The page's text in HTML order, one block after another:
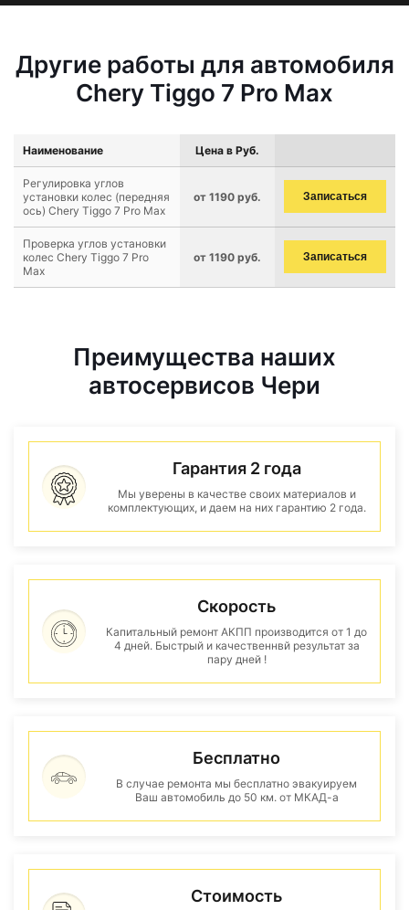
Другие работы для автомобиля
Chery Tiggo 7 Pro Max
Наименование Цена в Руб.
Регулировка углов
установки колес (передняя
ось) Chery Tiggo 7 Pro Max
от 1190 руб. Записаться
Проверка углов установки
колес Chery Tiggo 7 Pro
Max
от 1190 руб. Записаться
Преимущества наших
автосервисов Чери
Гарантия 2 года
Мы уверены в качестве своих материалов и
комплектующих, и даем на них гарантию 2 года.
Скорость
Капитальный ремонт АКПП производится от 1 до
4 дней. Быстрый и качественнвй результат за
пару дней !
Бесплатно
В случае ремонта мы бесплатно эвакуируем
Ваш автомобиль до 50 км. от МКАД-а
Стоимость